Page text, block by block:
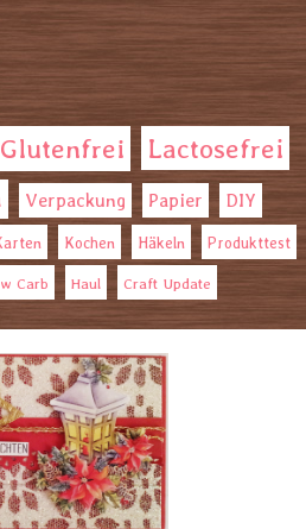
Glutenfrei Lactosefrei
Verpackung Papier DIY
Kochen Häkeln Produkttest
Carb Haul Craft Update